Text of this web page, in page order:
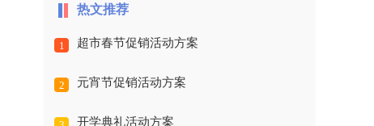
热文推荐
1 超市春节促销活动方案
2 元宵节促销活动方案
开学典礼活动方案